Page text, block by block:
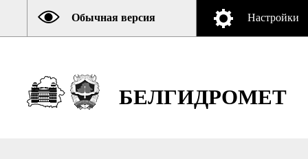
Обычная версия Настройки
БЕЛГИДРОМЕТ